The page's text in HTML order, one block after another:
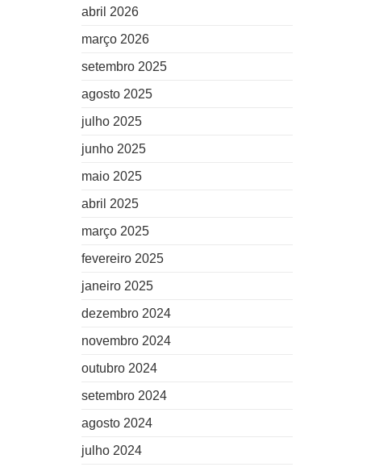
abril 2026
março 2026
setembro 2025
agosto 2025
julho 2025
junho 2025
maio 2025
abril 2025
março 2025
fevereiro 2025
janeiro 2025
dezembro 2024
novembro 2024
outubro 2024
setembro 2024
agosto 2024
julho 2024